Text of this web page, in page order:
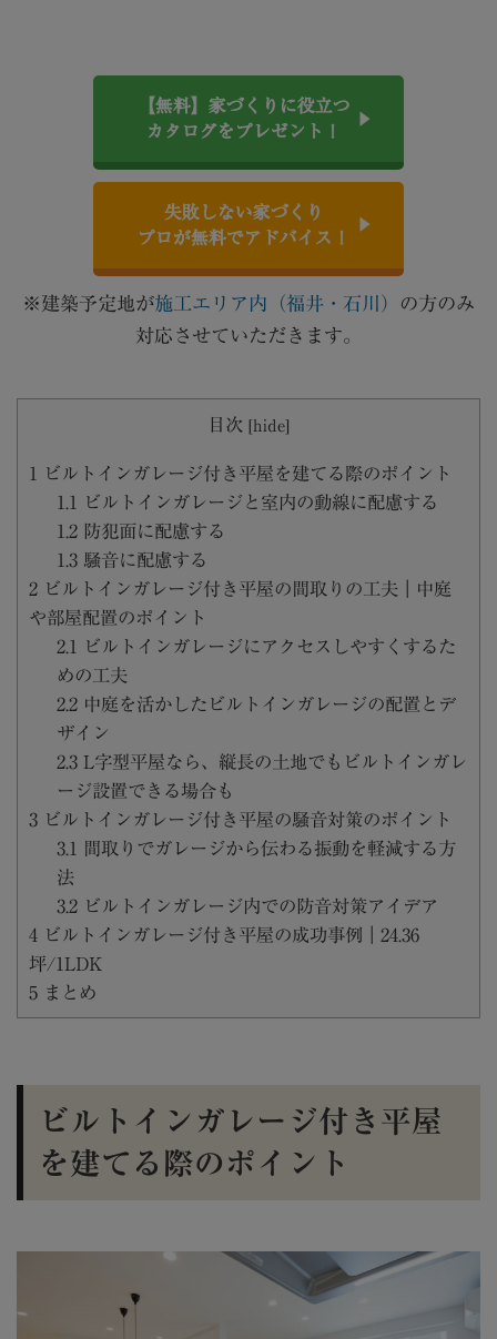
【無料】家づくりに役立つ
カタログをプレゼント！
失敗しない家づくり
プロが無料でアドバイス！
※建築予定地が施工エリア内（福井・石川）
の方のみ
対応させていただきます。
目次 [hide]
1
ビルトインガレージ付き平屋を建てる際のポイント
1.1
ビルトインガレージと室内の動線に配慮する
1.2防犯面に配慮する
1.3騒音に配慮する
2 ビルトインガレージ付き平屋の間取りの工夫｜中庭
や部屋配置のポイント
2.1
ビルトインガレージにアクセスしやすくするた
めの工夫
2.2中庭を活かしたビルトインガレージの配置とデ
ザイン
2.3L字型平屋なら、縦長の土地でもビルトインガレ
ージ設置できる場合も
3 ビルトインガレージ付き平屋の騒音対策のポイント
3.1
間取りでガレージから伝わる振動を軽減する方
法
3.2ビルトインガレージ内での防音対策アイデア
4 ビルトインガレージ付き平屋の成功事例｜24.36
坪/1LDK
5 まとめ
ビルトインガレージ付き平屋
を建てる際のポイント